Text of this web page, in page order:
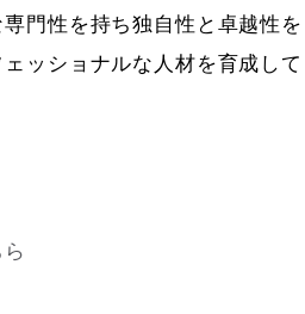
門性を持ち独自性と卓越性を
ッショナルな人材を育成して